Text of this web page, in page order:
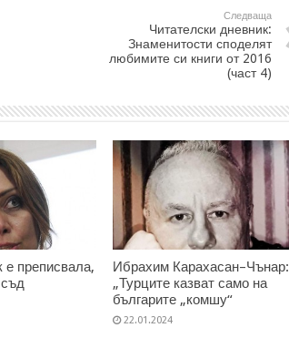
Следваща
Читателски дневник:
Знаменитости споделят
любимите си книги от 2016
(част 4)
преписвала,
Ибрахим Карахасан–Чънар:
„Турците казват само на
българите „комшу“
22.01.2024